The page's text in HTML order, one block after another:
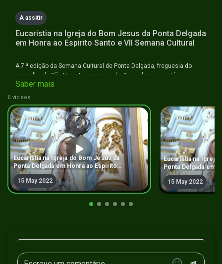
A assitir
Eucaristia na Igreja do Bom Jesus da Ponta Delgada
em Honra ao Espirito Santo e VII Semana Cultural
A 7.ª edição da Semana Cultural de Ponta Delgada, freguesia do
concelho de São Vicente, arrancou dia 9 e prolonga-se até ao
próximo dia 15 de maio.
Saber mais
6 vídeos
Eucaristia na Igreja do Bom Jesus da
Ponta Delgada em Honra ao Espirito
Santo e VII Semana Cultural
15 May 2022
Eucaristia na Igreja
Ponta Delgada em
e VII Semana
15 May 2022